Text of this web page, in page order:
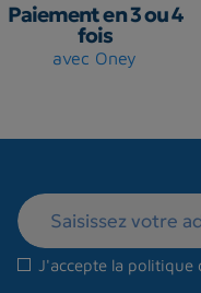
Paiement en 3 ou 4
fois
avec Oney
J'accepte la politique